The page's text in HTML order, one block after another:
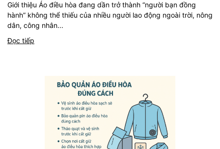
Giới thiệu Áo điều hòa đang dần trở thành “người bạn đồng
hành” không thể thiếu của nhiều người lao động ngoài trời, nông
dân, công nhân...
Đọc tiếp